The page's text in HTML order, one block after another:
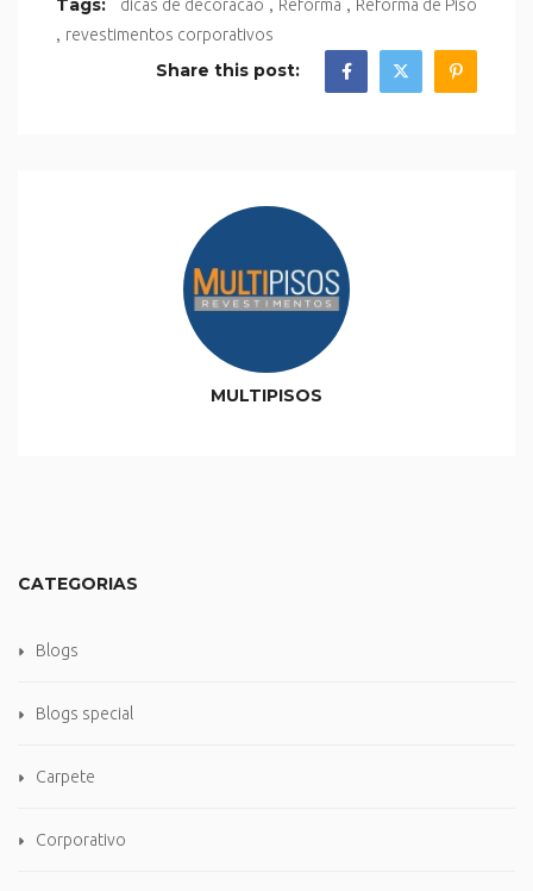
Tags: dicas de decoracao Reforma Reforma de Piso
, revestimentos corporativos
Share this post:
MULTIPISOS
CATEGORIAS
Blogs
Blogs special
Carpete
Corporativo